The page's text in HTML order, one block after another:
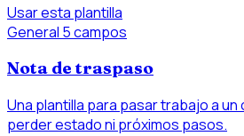
Usar esta plantilla
General 5 campos
Nota de traspaso
Una plantilla para pasar trabajo a
perder estado ni próximos pasos.